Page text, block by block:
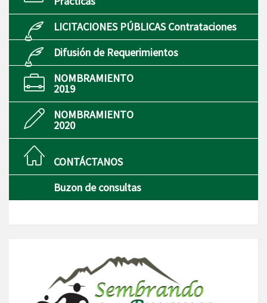
LICITACIONES PÚBLICAS Contrataciones
Difusión de Requerimientos
NOMBRAMIENTO
2019
NOMBRAMIENTO
2020
CONTÁCTANOS
Buzon de consultas